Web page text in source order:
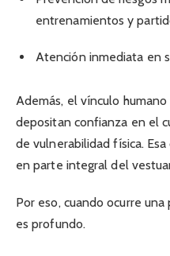
entrenamientos y
Atención inmediata en
Además, el vínculo
depositan confianza en el
de vulnerabilidad física.
en parte integral del
Por eso, cuando ocurre
es profundo.